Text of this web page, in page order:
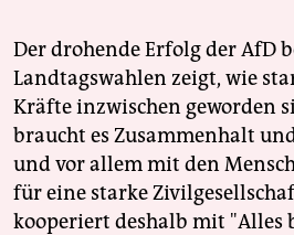
Der drohende Erfolg der AfD
Landtagswahlen zeigt, wie
Kräfte inzwischen geworden
braucht es Zusammenhalt
und vor allem mit den
für eine starke
kooperiert deshalb mit "Alles